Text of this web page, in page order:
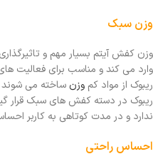
وزن سبک
وزن کفش آیتم بسیار مهم و
وارد می کند و مناسب برای
ریبوک از مواد کم وزن ساخته می
ریبوک در دسته کفش های سبک قرار
ندارد و در مدت کوتاهی به کاربر
احساس راحتی